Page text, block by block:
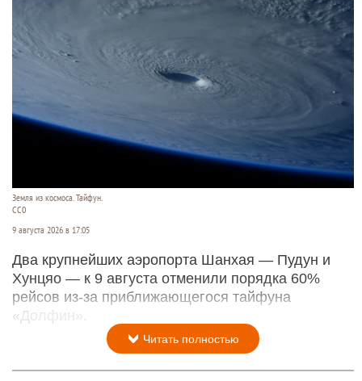
Земля из космоса. Тайфун.
СС0
9 августа 2026 в 17:05
Два крупнейших аэропорта Шанхая — Пудун и
Хунцяо — к 9 августа отменили порядка 60%
рейсов из-за приближающегося тайфуна
«Долфин».
Читать полностью